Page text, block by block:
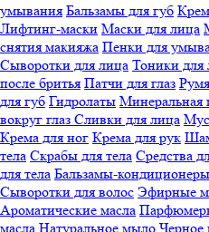
умывания Бальзамы для губ
Лифтинг-маски Маски для лица
снятия макияжа Пенки для
Сыворотки для лица Тоники для
после бритья Патчи для глаз
для губ Гидролаты Минеральная
вокруг глаз Сливки для лица
Крема для ног Крема для рук
тела Скрабы для тела Средства
для тела Бальзамы-
Сыворотки для волос Эфирные
Ароматические масла
масла Натуральное мыло